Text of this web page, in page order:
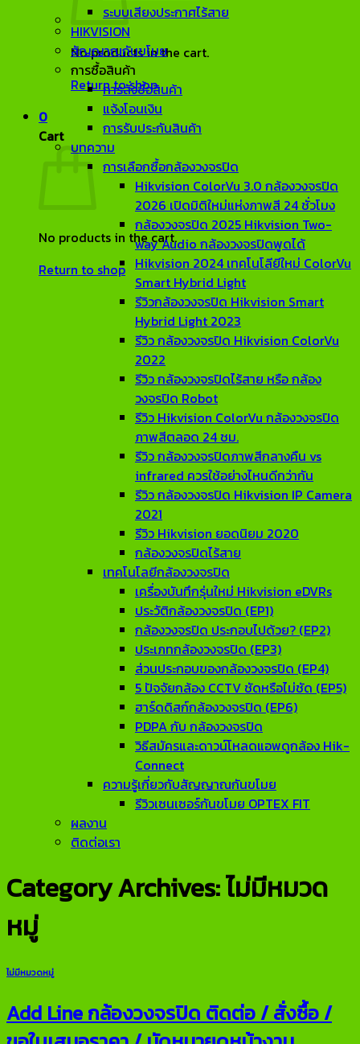
No products in the cart.
Return to shop
0
Cart
No products in the cart.
Return to shop
ระบบเสียงประกาศไร้สาย
HIKVISION
สัญญาณกันขโมย
การซื้อสินค้า
การสั่งซื้อสินค้า
แจ้งโอนเงิน
การรับประกันสินค้า
บทความ
การเลือกซื้อกล้องวงจรปิด
Hikvision ColorVu 3.0 กล้องวงจรปิด
2026 เปิดมิติใหม่แห่งภาพสี 24 ชั่วโมง
กล้องวงจรปิด 2025 Hikvision Two-
way Audio กล้องวงจรปิดพูดได้
Hikvision 2024 เทคโนโลียีใหม่ ColorVu
Smart Hybrid Light
รีวิวกล้องวงจรปิด Hikvision Smart
Hybrid Light 2023
รีวิว กล้องวงจรปิด Hikvision ColorVu
2022
รีวิว กล้องวงจรปิดไร้สาย หรือ กล้อง
วงจรปิด Robot
รีวิว Hikvision ColorVu กล้องวงจรปิด
ภาพสีตลอด 24 ชม.
รีวิว กล้องวงจรปิดภาพสีกลางคืน vs
infrared ควรใช้อย่างไหนดีกว่ากัน
รีวิว กล้องวงจรปิด Hikvision IP Camera
2021
รีวิว Hikvision ยอดนิยม 2020
กล้องวงจรปิดไร้สาย
เทคโนโลยีกล้องวงจรปิด
เครื่องบันทึกรุ่นใหม่ Hikvision eDVRs
ประวัติกล้องวงจรปิด (EP1)
กล้องวงจรปิด ประกอบไปด้วย? (EP2)
ประเภทกล้องวงจรปิด (EP3)
ส่วนประกอบของกล้องวงจรปิด (EP4)
5 ปัจจัยกล้อง CCTV ชัดหรือไม่ชัด (EP5)
ฮาร์ดดิสก์กล้องวงจรปิด (EP6)
PDPA กับ กล้องวงจรปิด
วิธีสมัครและดาวน์โหลดแอพดูกล้อง Hik-
Connect
ความรู้เกี่ยวกับสัญญาณกันขโมย
รีวิวเซนเซอร์กันขโมย OPTEX FIT
ผลงาน
ติดต่อเรา
Category Archives:ไม่มีหมวด
หมู่
ไม่มีหมวดหมู่
Add Line กล้องวงจรปิด ติดต่อ / สั่งซื้อ /